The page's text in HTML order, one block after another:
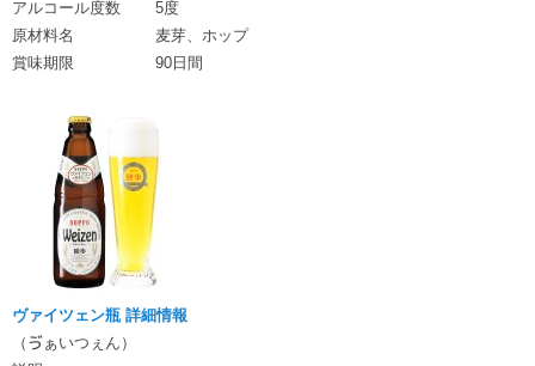
アルコール度数
5度
原材料名
麦芽、ホップ
賞味期限
90日間
ヴァイツェン瓶 詳細情報
（ゔぁいつぇん）